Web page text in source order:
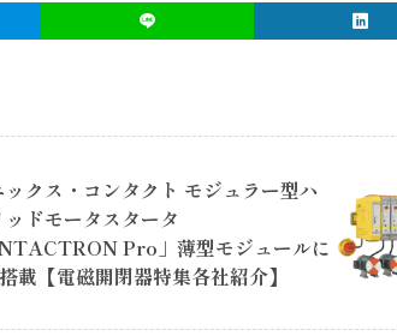
ックス・コンタクト モジュラー型ハ
ッドモータスタータ
Pro」薄型モジュールに
載【電磁開閉器特集各社紹介】